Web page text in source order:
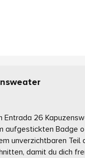
26
aufgestickten Badge
unverzichtbaren
damit du dich